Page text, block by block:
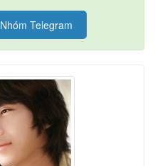
Nhóm Telegram